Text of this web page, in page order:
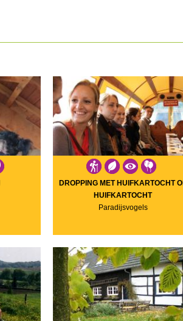
DROPPING MET HUIFKARTOCHT
HUIFKARTOCHT
Paradijsvogels